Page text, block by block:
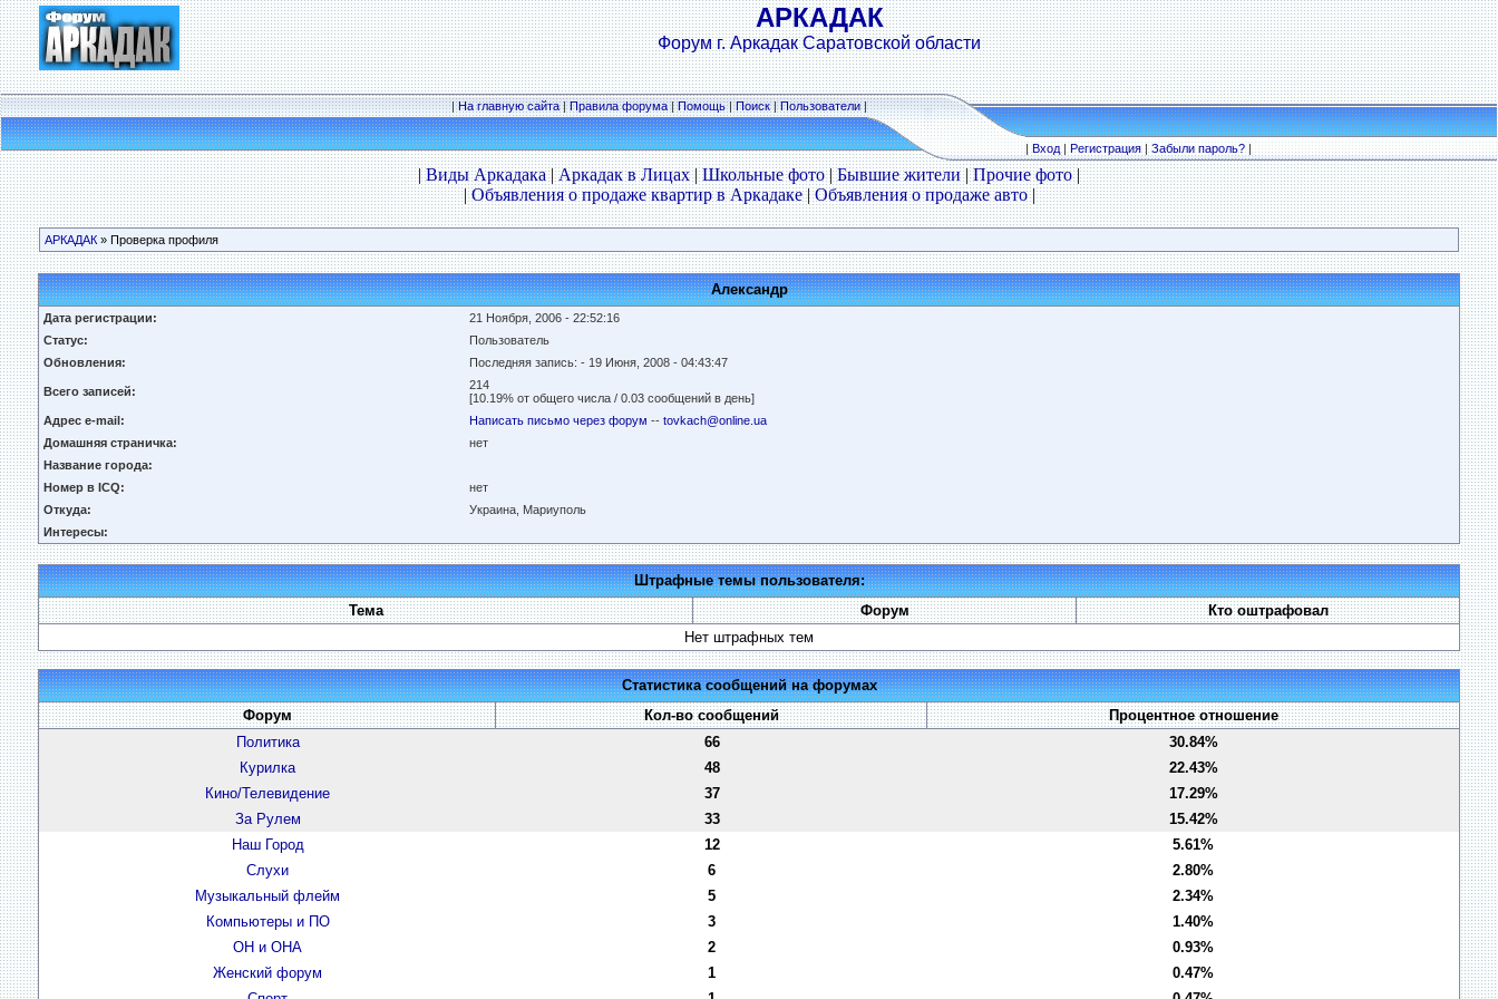
АРКАДАК
Форум г. Аркадак Саратовской области
|На главную сайта|Правила форума|Помощь|Поиск|Пользователи|
|Вход|Регистрация|Забыли пароль?|
|Виды Аркадака|Аркадак в Лицах|Школьные фото|Бывшие жители|Прочие фото|
|Объявления о продаже квартир в Аркадаке|Объявления о продаже авто|
АРКАДАК » Проверка профиля
Александр
Дата регистрации:
21 Ноября, 2006 - 22:52:16
Статус:
Пользователь
Обновления:
Последняя запись: - 19 Июня, 2008 - 04:43:47
Всего записей:
214
[10.19% от общего числа / 0.03 сообщений в день]
Адрес e-mail:
Написать письмо через форум -- tovkach@online.ua
Домашняя страничка:
нет
Название города:
Номер в ICQ:
нет
Откуда:
Украина, Мариуполь
Интересы:
Штрафные темы пользователя:
Тема
Форум
Кто оштрафовал
Нет штрафных тем
Статистика сообщений на форумах
Форум
Кол-во сообщений
Процентное отношение
Политика
66
30.84%
Курилка
48
22.43%
Кино/Телевидение
37
17.29%
За Рулем
33
15.42%
Наш Город
12
5.61%
Слухи
6
2.80%
Музыкальный флейм
5
2.34%
Компьютеры и ПО
3
1.40%
ОН и ОНА
2
0.93%
Женский форум
1
0.47%